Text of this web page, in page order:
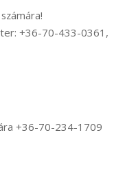
+36-70-433-0361,
+36-70-234-1709